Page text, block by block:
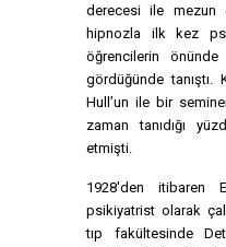
derecesi ile mezun
hipnozla ilk kez
öğrencilerin önünde
gördüğünde tanıştı.
Hull’un ile bir
zaman tanıdığı
etmişti.
1928'den itibaren
psikiyatrist olarak
tıp fakültesinde